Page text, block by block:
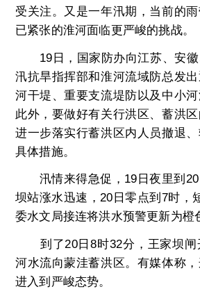
受关注。又是一年汛期，当前的
已紧张的淮河面临更严峻的挑战。
19日，国家防办向江苏、安徽
汛抗旱指挥部和淮河流域防总发
河干堤、重要支流堤防以及中小河
此外，要做好有关行洪区、蓄洪区
进一步落实行蓄洪区内人员撤退
具体措施。
汛情来得急促，19日夜里到20
坝站涨水迅速，20日零点到7时，
委水文局接连将洪水预警更新为橙
到了20日8时32分，王家坝闸
河水流向蒙洼蓄洪区。有媒体称
进入到严峻态势。